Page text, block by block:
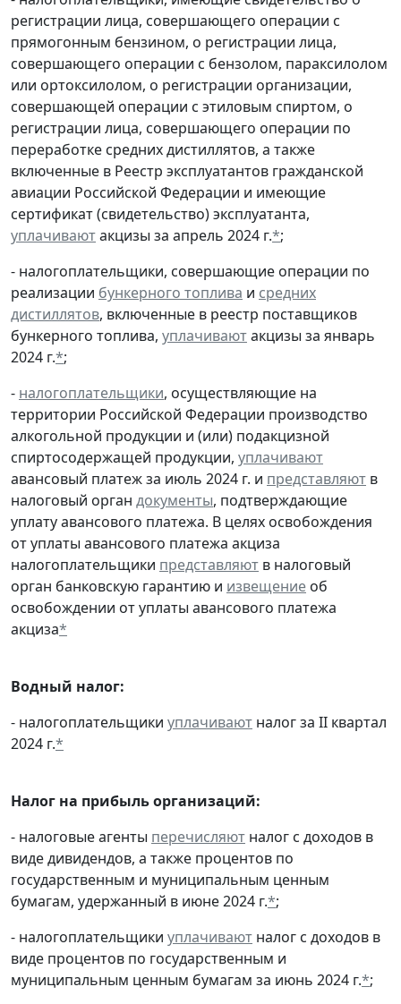
регистрации лица, совершающего операции с
прямогонным бензином, о регистрации лица,
совершающего операции с бензолом, параксилолом
или ортоксилолом, о регистрации организации,
совершающей операции с этиловым спиртом, о
регистрации лица, совершающего операции по
переработке средних дистиллятов, а также
включенные в Реестр эксплуатантов гражданской
авиации Российской Федерации и имеющие
сертификат (свидетельство) эксплуатанта,
уплачиваютакцизы за апрель 2024 г.*;
- налогоплательщики, совершающие операции по
реализации бункерного топлива и средних
дистиллятов, включенные в реестр поставщиков
бункерного топлива, уплачиваютакцизы за январь
2024 г.*;
- налогоплательщики, осуществляющие на
территории Российской Федерации производство
алкогольной продукции и (или) подакцизной
спиртосодержащей продукции, уплачивают
авансовый платеж за июль 2024 г. и представляют в
налоговый орган документы, подтверждающие
уплату авансового платежа. В целях освобождения
от уплаты авансового платежа акциза
налогоплательщики представляют в налоговый
орган банковскую гарантию и извещение об
освобождении от уплаты авансового платежа
акциза*
Водный налог:
- налогоплательщики уплачивают налог за II квартал
2024 г.*
Налог на прибыль организаций:
- налоговые агенты перечисляют налог с доходов в
виде дивидендов, а также процентов по
государственным и муниципальным ценным
бумагам, удержанный в июне 2024 г.*;
- налогоплательщики уплачивают налог с доходов в
виде процентов по государственным и
муниципальным ценным бумагам за июнь 2024 г.*;